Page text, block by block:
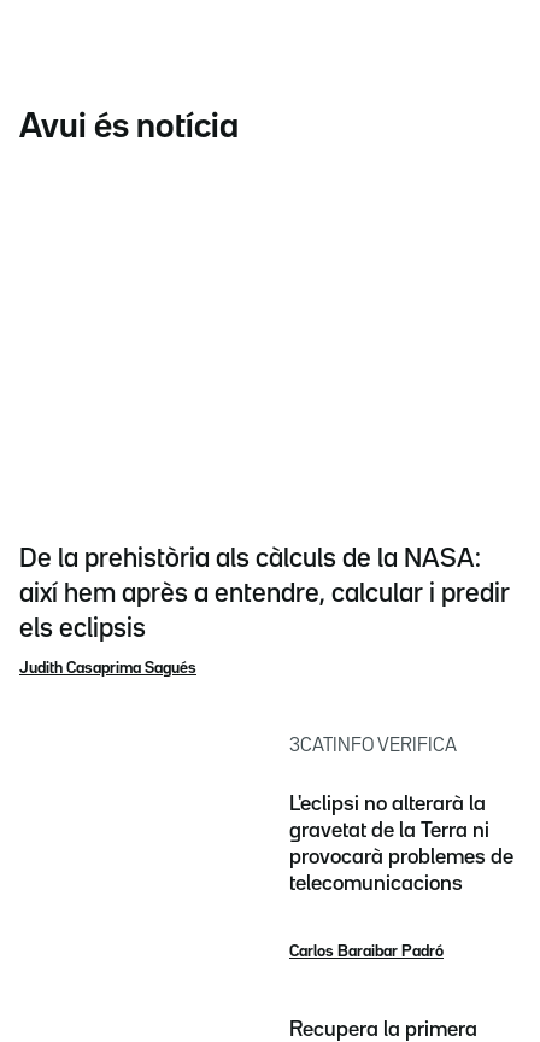
Avui és notícia
De la prehistòria als càlculs de la NASA:
així hem après a entendre, calcular i predir
els eclipsis
Judith Casaprima Sagués
3CATINFO VERIFICA
L'eclipsi no alterarà la
gravetat de la Terra ni
provocarà problemes de
telecomunicacions
Carlos Baraibar Padró
Recupera la primera